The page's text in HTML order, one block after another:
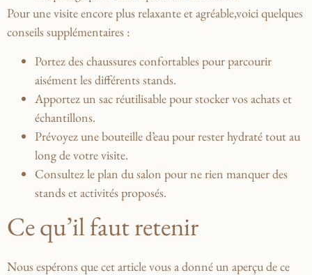
Pour une​ visite encore plus relaxante et ⁢agréable,voici quelques
conseils supplémentaires :
Portez des ‍chaussures confortables ⁤pour parcourir
aisément les différents ​stands.
Apportez un ⁢sac réutilisable pour stocker vos achats et
échantillons.
Prévoyez une bouteille ⁣d’eau pour rester hydraté tout au
long de votre⁣ visite.
Consultez le plan ⁢du salon pour ne rien manquer des
stands et activités proposés.
Ce qu’il faut retenir
Nous espérons que cet article‍ vous a donné ⁣un aperçu de ce